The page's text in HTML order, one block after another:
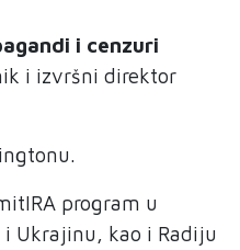
i cenzuri
i izvršni direktor
program u
Ukrajinu, kao i Radiju